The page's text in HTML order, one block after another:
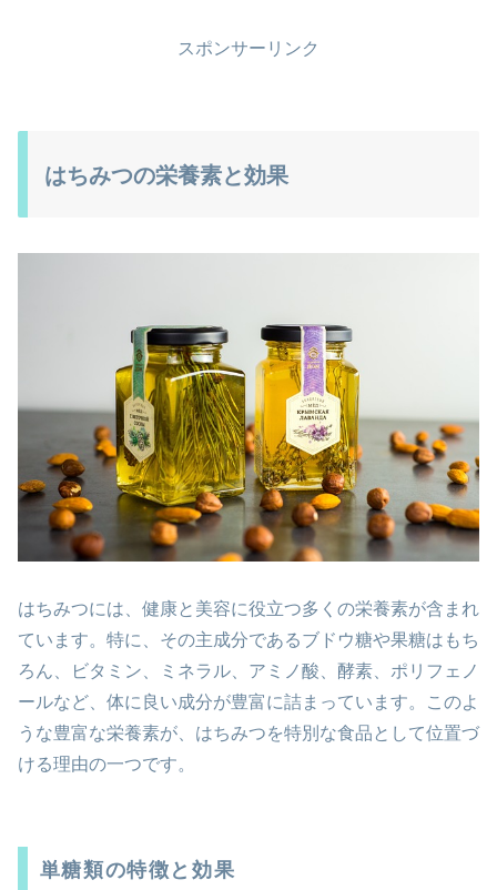
スポンサーリンク
はちみつの栄養素と効果
はちみつには、健康と美容に役立つ多くの栄養素が含まれ
ています。特に、その主成分であるブドウ糖や果糖はもち
ろん、ビタミン、ミネラル、アミノ酸、酵素、ポリフェノ
ールなど、体に良い成分が豊富に詰まっています。このよ
うな豊富な栄養素が、はちみつを特別な食品として位置づ
ける理由の一つです。
単糖類の特徴と効果